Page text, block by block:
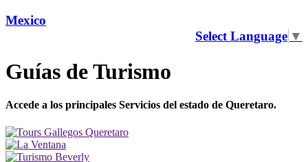
Mexico
Select Language ▼
Guías de Turismo
Accede a los principales Servicios del estado de Queretaro.